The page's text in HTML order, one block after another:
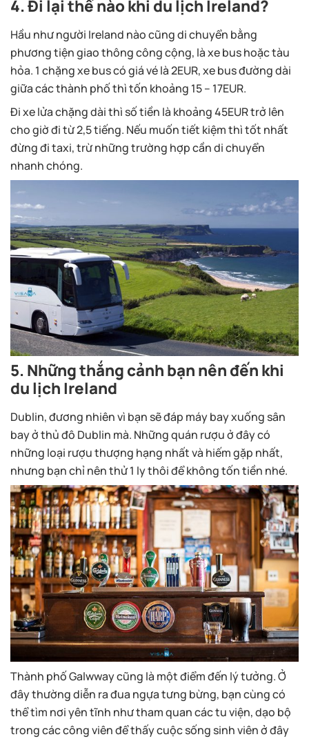
4. Đi lại thế nào khi du lịch Ireland?
Hầu như người Ireland nào cũng di chuyển bằng
phương tiện giao thông công cộng, là xe bus hoặc tàu
hỏa. 1 chặng xe bus có giá vé là 2EUR, xe bus đường dài
giữa các thành phố thì tốn khoảng 15 – 17EUR.
Đi xe lửa chặng dài thì số tiền là khoảng 45EUR trở lên
cho giờ đi từ 2,5 tiếng. Nếu muốn tiết kiệm thì tốt nhất
đừng đi taxi, trừ những trường hợp cần di chuyển
nhanh chóng.
5. Những thắng cảnh bạn nên đến khi
du lịch Ireland
Dublin, đương nhiên vì bạn sẽ đáp máy bay xuống sân
bay ở thủ đô Dublin mà. Những quán rượu ở đây có
những loại rượu thượng hạng nhất và hiếm gặp nhất,
nhưng bạn chỉ nên thử 1 ly thôi để không tốn tiền nhé.
Thành phố Galwway cũng là một điểm đến lý tưởng. Ở
đây thường diễn ra đua ngựa tưng bừng, bạn cùng có
thể tìm nơi yên tĩnh như tham quan các tu viện, dạo bộ
trong các công viên để thấy cuộc sống sinh viên ở đây